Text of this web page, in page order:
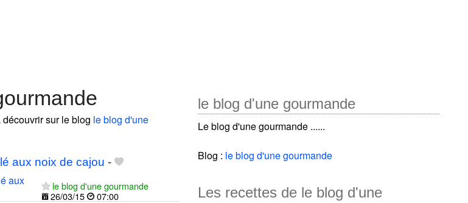
sur le blog le blog d'une
aux noix de cajou -
le blog d'une gourmande
26/03/15
07:00
le blog d'une gourmande
Le blog d'une gourmande ......
Blog : le blog d'une gourmande
Les recettes de le blog d'une